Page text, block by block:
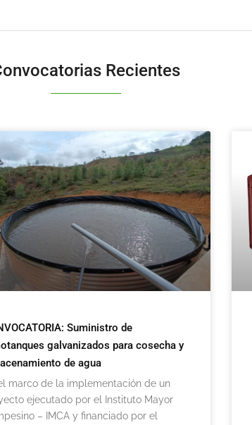
Recientes
Suministro de
galvanizados para cosecha y
de agua
marco de la implementación de un
ejecutado por el Instituto Mayor
– IMCA y financiado por el